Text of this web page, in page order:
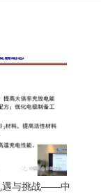
遇与挑战——中